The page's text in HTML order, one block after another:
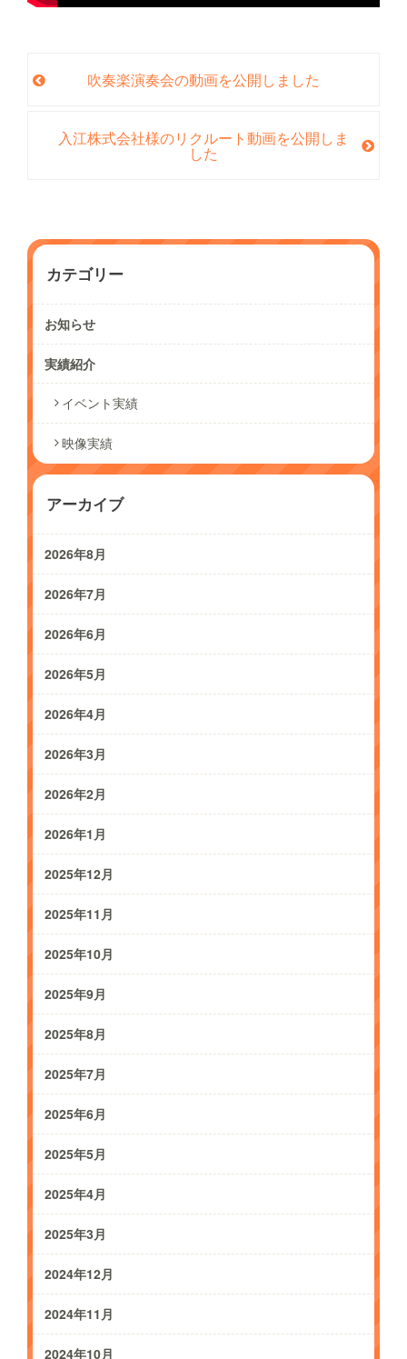
吹奏楽演奏会の動画を公開しました
入江株式会社様のリクルート動画を公開しま
した
カテゴリー
お知らせ
実績紹介
イベント実績
映像実績
アーカイブ
2026年8月
2026年7月
2026年6月
2026年5月
2026年4月
2026年3月
2026年2月
2026年1月
2025年12月
2025年11月
2025年10月
2025年9月
2025年8月
2025年7月
2025年6月
2025年5月
2025年4月
2025年3月
2024年12月
2024年11月
2024年10月